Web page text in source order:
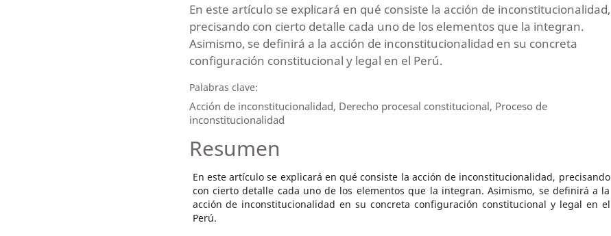
En este artículo se explicará en qué consiste la acción de inconstitucionalidad,
precisando con cierto detalle cada uno de los elementos que la integran.
Asimismo, se definirá a la acción de inconstitucionalidad en su concreta
configuración constitucional y legal en el Perú.
Palabras clave:
Acción de inconstitucionalidad, Derecho procesal constitucional, Proceso de
inconstitucionalidad
Resumen
En este artículo se explicará en qué consiste la acción de inconstitucionalidad, precisando
con cierto detalle cada uno de los elementos que la integran. Asimismo, se definirá a la
acción de inconstitucionalidad en su concreta configuración constitucional y legal en el
Perú.